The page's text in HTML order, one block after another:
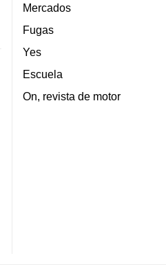
Mercados
Fugas
Yes
Escuela
On, revista de motor